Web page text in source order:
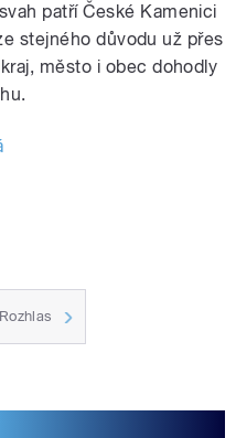
patří České Kamenici
stejného důvodu už přes
město i obec dohodly